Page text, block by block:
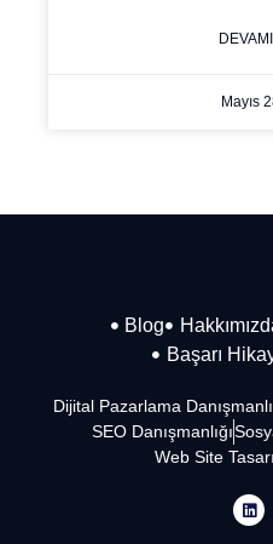
Mayıs
Blog
Başarı
Dijital Pazarlama
SEO Danışmanlığı
Web Site